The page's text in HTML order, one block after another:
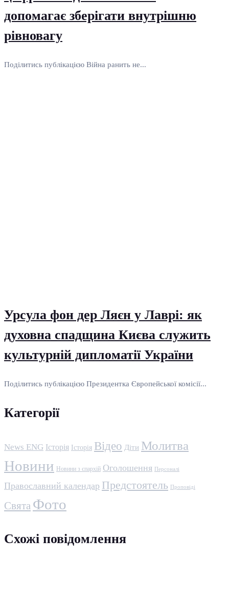
допомагає зберігати внутрішню
рівновагу
Поділитись публікацією Війна ранить не...
Урсула фон дер Ляєн у Лаврі: як
духовна спадщина Києва служить
культурній дипломатії України
Поділитись публікацією Президентка Європейської комісії...
Категорії
News ENG Історія Історія Відео Діти Молитва
Новини Новини з єпархій Оголошення Персоналі
Православний календар Предстоятель Проповіді
Свята Фото
Схожі повідомлення